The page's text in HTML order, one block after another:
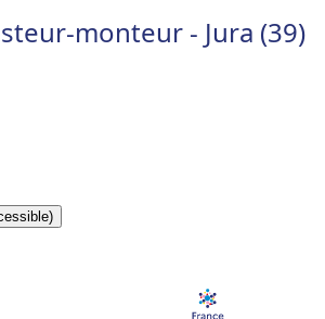
monteur - Jura (39)